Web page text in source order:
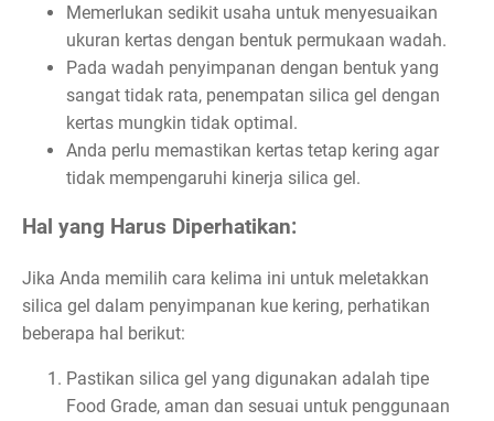
Memerlukan sedikit usaha untuk menyesuaikan
ukuran kertas dengan bentuk permukaan wadah.
Pada wadah penyimpanan dengan bentuk yang
sangat tidak rata, penempatan silica gel dengan
kertas mungkin tidak optimal.
Anda perlu memastikan kertas tetap kering agar
tidak mempengaruhi kinerja silica gel.
Hal yang Harus Diperhatikan:
Jika Anda memilih cara kelima ini untuk meletakkan
silica gel dalam penyimpanan kue kering, perhatikan
beberapa hal berikut:
Pastikan silica gel yang digunakan adalah tipe
Food Grade, aman dan sesuai untuk penggunaan